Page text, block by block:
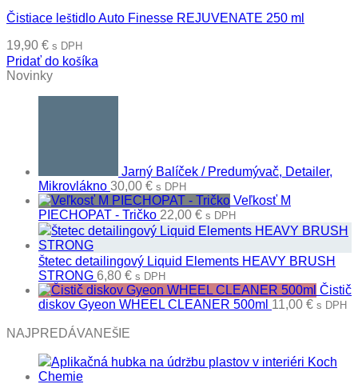
Čistiace leštidlo Auto Finesse REJUVENATE 250 ml
19,90 € s DPH
Pridať do košíka
Novinky
Jarný Balíček / Predumývač, Detailer,
Mikrovlákno 30,00 € s DPH
Veľkosť M
PIECHOPAT - Tričko 22,00 € s DPH
Štetec detailingový Liquid Elements HEAVY BRUSH
STRONG 6,80 € s DPH
Čistič
diskov Gyeon WHEEL CLEANER 500ml 11,00 € s DPH
NAJPREDÁVANEŠIE